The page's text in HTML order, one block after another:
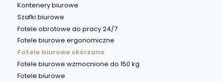
Kontenery biurowe
Szafki biurowe
Fotele obrotowe do pracy 24/7
Fotele biurowe ergonomiczne
Fotele biurowe skórzane
Fotele biurowe wzmocnione do 150 kg
Fotele biurowe